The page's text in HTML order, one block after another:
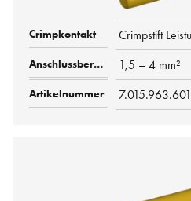
Crimpstift
1,5 – 4 mm²
7.015.963.601